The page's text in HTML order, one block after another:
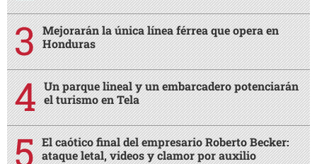
Mejorarán la única línea férrea que opera en
Honduras
Un parque lineal y un embarcadero potenciarán
el turismo en Tela
El caótico final del empresario Roberto Becker:
ataque letal, videos y clamor por auxilio